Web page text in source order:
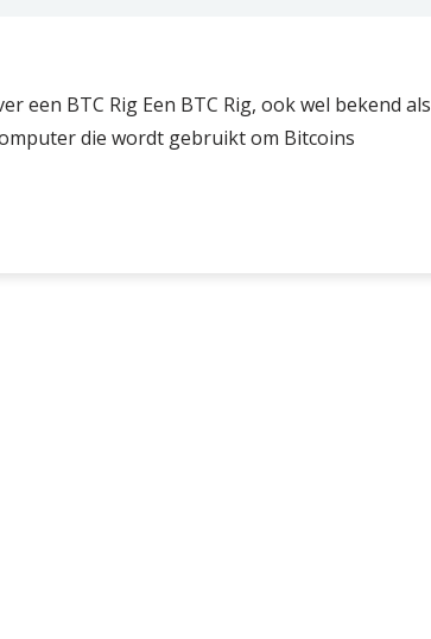
een BTC Rig Een BTC Rig, ook wel bekend als
die wordt gebruikt om Bitcoins